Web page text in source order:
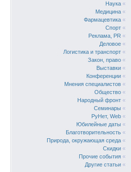
Наука «
Медицина «
Фармацевтика «
Спорт «
Реклама, PR «
Деловое «
Логистика и транспорт «
Закон, право «
Выставки «
Конференции «
Мнения специалистов «
Общество «
Народный фронт «
Семинары «
РуНет, Web «
Юбилейные даты «
Благотворительность «
Природа, окружающая среда «
Скидки «
Прочие события «
Другие статьи «